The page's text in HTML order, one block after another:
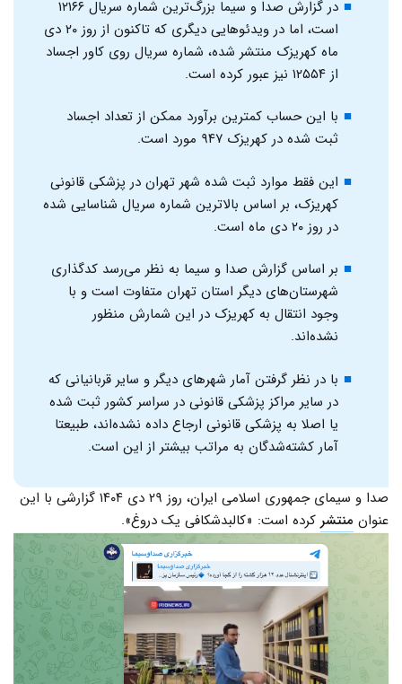
در گزارش صدا و سیما بزرگ‌ترین شماره سریال ۱۲۱۶۶
است، اما در ویدئوهایی دیگری که تاکنون از روز ۲۰ دی
ماه کهریزک منتشر شده، شماره سریال روی کاور اجساد
از ۱۲۵۵۴ نیز عبور کرده است.
با این حساب کمترین برآورد ممکن از تعداد اجساد
ثبت شده در کهریزک ۹۴۷ مورد است.
این فقط موارد ثبت شده شهر تهران در پزشکی قانونی
کهریزک، بر اساس بالاترین شماره سریال شناسایی شده
در روز ۲۰ دی ماه است.
بر اساس گزارش صدا و سیما به نظر می‌رسد کدگذاری
شهرستان‌های دیگر استان تهران متفاوت است و با
وجود انتقال به کهریزک در این شمارش منظور
نشده‌اند.
با در نظر گرفتن آمار شهرهای دیگر و سایر قربانیانی که
در سایر مراکز پزشکی قانونی در سراسر کشور ثبت شده
یا اصلا به پزشکی قانونی ارجاع داده نشده‌اند، طبیعتا
آمار کشته‌شدگان به مراتب بیشتر از این است.
صدا و سیمای جمهوری اسلامی ایران، روز ۲۹ دی ۱۴۰۴ گزارشی با این
عنوان منتشر کرده است: «کالبدشکافی یک دروغ».